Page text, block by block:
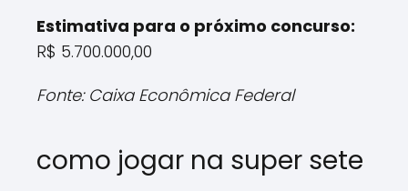
Estimativa para o próximo concurso:
R$ 5.700.000,00
Fonte: Caixa Econômica Federal
como jogar na super sete